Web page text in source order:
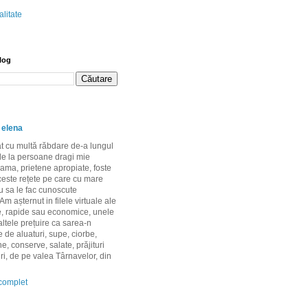
cu multă răbdare de-a lungul
la persoane dragi mie
prietene apropiate, foste
rețete pe care cu mare
sa le fac cunoscute
așternut in filele virtuale ale
rapide sau economice, unele
prețuire ca sarea-n
de aluaturi, supe, ciorbe,
conserve, salate, prăjituri
de pe valea Târnavelor, din